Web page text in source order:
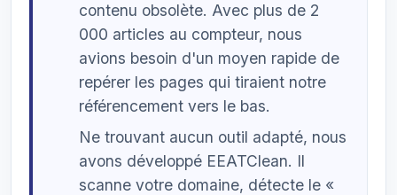
contenu obsolète. Avec plus de 2
000 articles au compteur, nous
avions besoin d'un moyen rapide de
repérer les pages qui tiraient notre
référencement vers le bas.
Ne trouvant aucun outil adapté, nous
avons développé EEATClean. Il
scanne votre domaine, détecte le «